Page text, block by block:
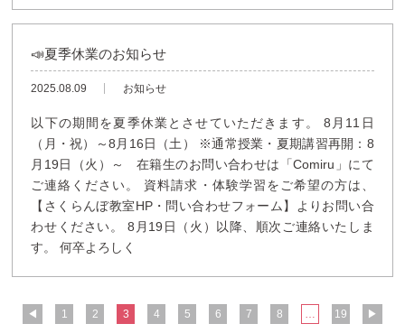
📣夏季休業のお知らせ
2025.08.09 お知らせ
以下の期間を夏季休業とさせていただきます。 8月11日
（月・祝）～8月16日（土） ※通常授業・夏期講習再開：8
月19日（火）～ 在籍生のお問い合わせは「Comiru」にて
ご連絡ください。 資料請求・体験学習をご希望の方は、
【さくらんぼ教室HP・問い合わせフォーム】よりお問い合
わせください。 8月19日（火）以降、順次ご連絡いたしま
す。 何卒よろしく
◀ 1 2 3 4 5 6 7 8 … 19 ▶